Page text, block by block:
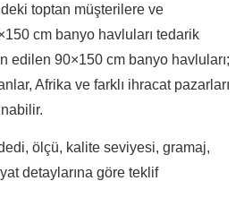
toptan müşterilere ve
cm banyo havluları tedarik
edilen 90×150 cm banyo havluları;
Afrika ve farklı ihracat pazarları
ölçü, kalite seviyesi, gramaj,
detaylarına göre teklif